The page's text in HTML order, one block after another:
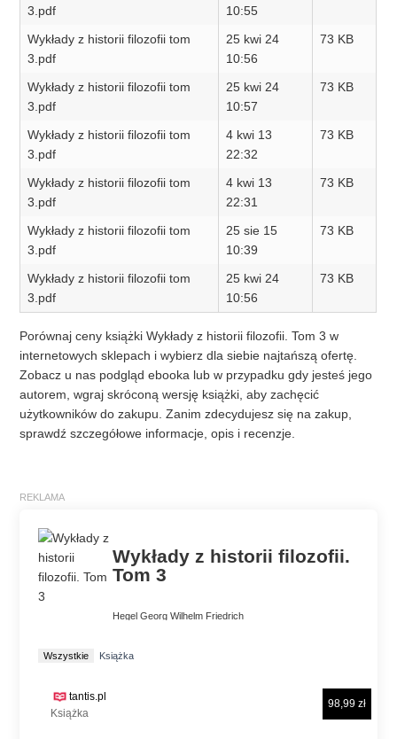
3.pdf
10:55
Wykłady z historii filozofii tom
3.pdf
25 kwi 24
10:56
73 KB
Wykłady z historii filozofii tom
3.pdf
25 kwi 24
10:57
73 KB
Wykłady z historii filozofii tom
3.pdf
4 kwi 13
22:32
73 KB
Wykłady z historii filozofii tom
3.pdf
4 kwi 13
22:31
73 KB
Wykłady z historii filozofii tom
3.pdf
25 sie 15
10:39
73 KB
Wykłady z historii filozofii tom
3.pdf
25 kwi 24
10:56
73 KB
Porównaj ceny książki Wykłady z historii filozofii. Tom 3 w
internetowych sklepach i wybierz dla siebie najtańszą ofertę.
Zobacz u nas podgląd ebooka lub w przypadku gdy jesteś jego
autorem, wgraj skróconą wersję książki, aby zachęcić
użytkowników do zakupu. Zanim zdecydujesz się na zakup,
sprawdź szczegółowe informacje, opis i recenzje.